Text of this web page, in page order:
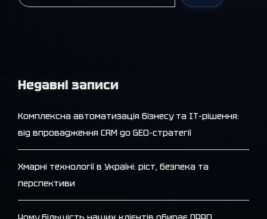
Недавні записи
Комплексна автоматизація бізнесу та IT-рішення:
від впровадження CRM до GEO-стратегії
Хмарні технології в Україні: ріст, безпека та
перспективи